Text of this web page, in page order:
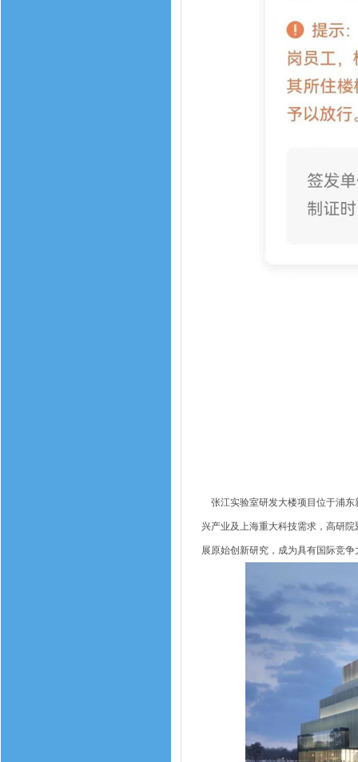
张江实验室研发大楼项目位于浦东
兴产业及上海重大科技需求，高研
展原始创新研究，成为具有国际竞